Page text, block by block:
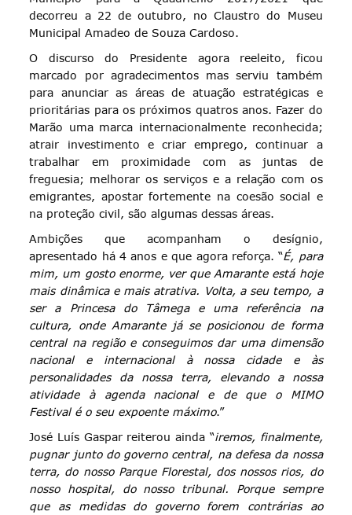
decorreu a 22 de outubro, no Claustro do Museu
Municipal Amadeo de Souza Cardoso.
O discurso do Presidente agora reeleito, ficou
marcado por agradecimentos mas serviu também
para anunciar as áreas de atuação estratégicas e
prioritárias para os próximos quatros anos. Fazer do
Marão uma marca internacionalmente reconhecida;
atrair investimento e criar emprego, continuar a
trabalhar em proximidade com as juntas de
freguesia; melhorar os serviços e a relação com os
emigrantes, apostar fortemente na coesão social e
na proteção civil, são algumas dessas áreas.
Ambições que acompanham o desígnio,
apresentado há 4 anos e que agora reforça. “É, para
mim, um gosto enorme, ver que Amarante está hoje
mais dinâmica e mais atrativa. Volta, a seu tempo, a
ser a Princesa do Tâmega e uma referência na
cultura, onde Amarante já se posicionou de forma
central na região e conseguimos dar uma dimensão
nacional e internacional à nossa cidade e às
personalidades da nossa terra, elevando a nossa
atividade à agenda nacional e de que o MIMO
Festival é o seu expoente máximo.”
José Luís Gaspar reiterou ainda “iremos, finalmente,
pugnar junto do governo central, na defesa da nossa
terra, do nosso Parque Florestal, dos nossos rios, do
nosso hospital, do nosso tribunal. Porque sempre
que as medidas do governo forem contrárias ao